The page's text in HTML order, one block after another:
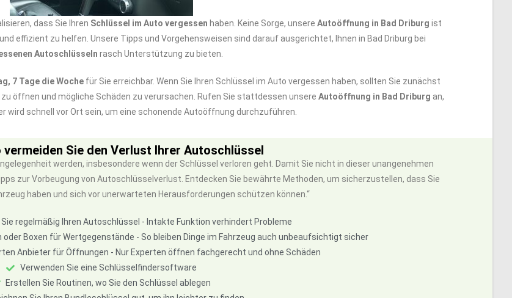
dass Sie Ihren Schlüssel im Auto vergessen haben. Keine Sorge, unsere Autoöffnung in Bad Driburg ist
effizient zu helfen. Unsere Tipps und Vorgehensweisen sind darauf ausgerichtet, Ihnen in Bad Driburg bei
Autoschlüsseln rasch Unterstützung zu bieten.
7 Tage die Woche für Sie erreichbar. Wenn Sie Ihren Schlüssel im Auto vergessen haben, sollten Sie zunächst
öffnen und mögliche Schäden zu verursachen. Rufen Sie stattdessen unsere Autoöffnung in Bad Driburg an,
wird schnell vor Ort sein, um eine schonende Autoöffnung durchzuführen.
vermeiden Sie den Verlust Ihrer Autoschlüssel
werden, insbesondere wenn der Schlüssel verloren geht. Damit Sie nicht in dieser unangenehmen
zur Vorbeugung von Autoschlüsselverlust. Entdecken Sie bewährte Methoden, um sicherzustellen, dass Sie
haben und sich vor unerwarteten Herausforderungen schützen können.“
regelmäßig Ihren Autoschlüssel - Intakte Funktion verhindert Probleme
Boxen für Wertgegenstände - So bleiben Dinge im Fahrzeug auch unbeaufsichtigt sicher
Anbieter für Öffnungen - Nur Experten öffnen fachgerecht und ohne Schäden
Verwenden Sie eine Schlüsselfindersoftware
Erstellen Sie Routinen, wo Sie den Schlüssel ablegen